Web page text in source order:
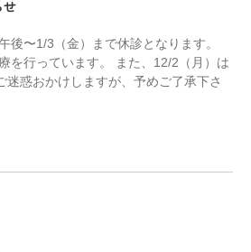
せ
後〜1/3（金）まで休診となります。
を行っています。 また、12/2（月）は
迷惑おかけしますが、予めご了承下さ